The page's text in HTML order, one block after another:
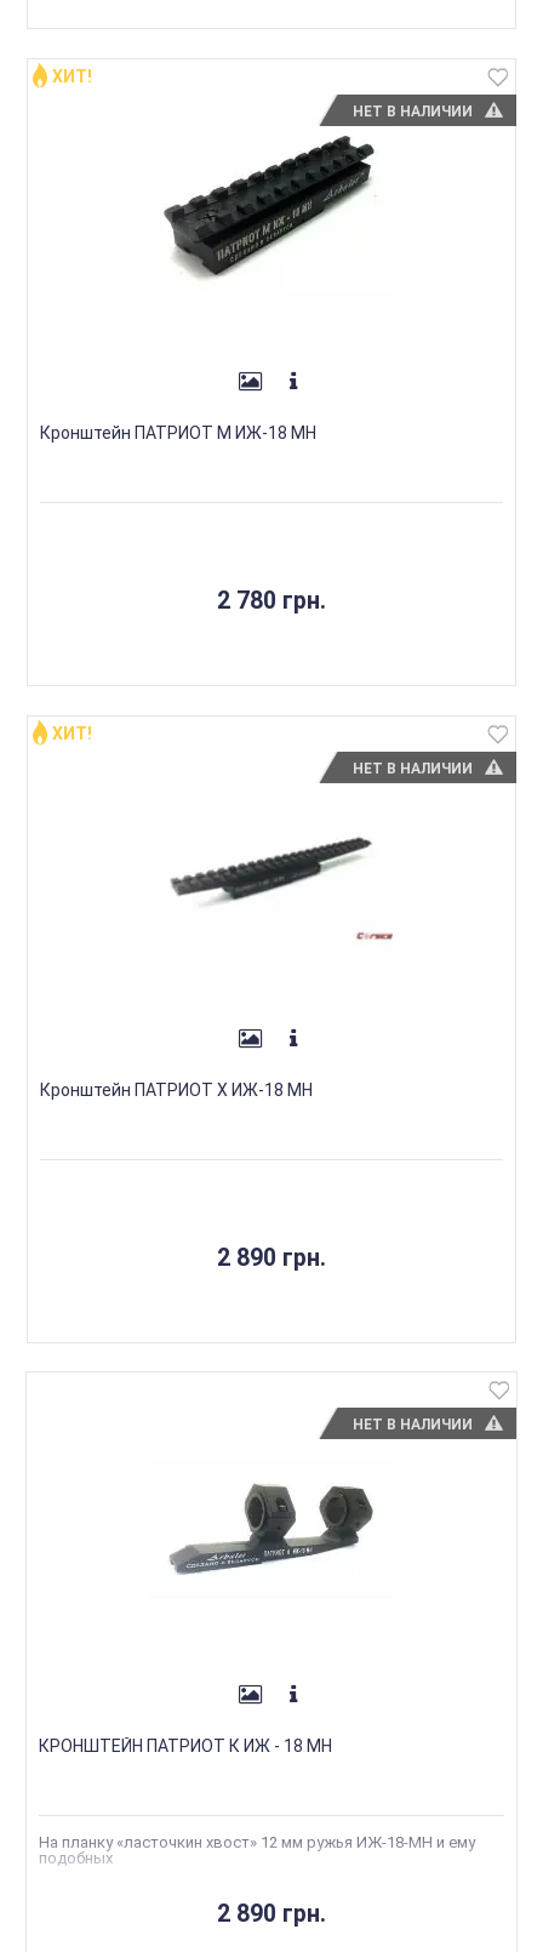
НЕТ В НАЛИЧИИ
ХИТ!
Кронштейн ПАТРИОТ М ИЖ-18 МН
2 780 грн.
НЕТ В НАЛИЧИИ
ХИТ!
Кронштейн ПАТРИОТ Х ИЖ-18 МН
2 890 грн.
НЕТ В НАЛИЧИИ
КРОНШТЕЙН ПАТРИОТ К ИЖ - 18 МН
На планку «ласточкин хвост» 12 мм ружья ИЖ-18-МН и ему
подобных
2 890 грн.